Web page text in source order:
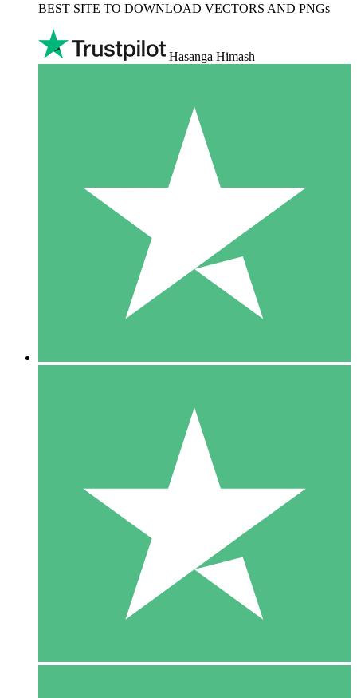
BEST SITE TO DOWNLOAD VECTORS AND PNGs
Hasanga Himash